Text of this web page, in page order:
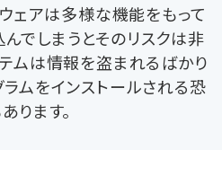
ェアは多様な機能をもって
でしまうとそのリスクは非
ムは情報を盗まれるばかり
ムをインストールされる恐
ります。